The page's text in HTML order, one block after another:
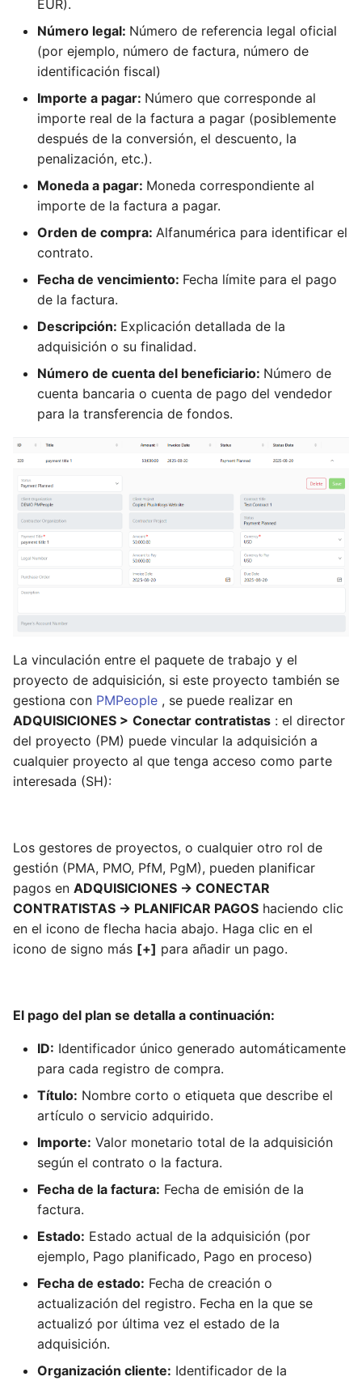
Como SH, puedo confiar
en la gestión de proyectos
configurar notificaciones
por correo electrónico
Como PM, puedo enviar
por correo electrónico
cambios en las
Como PM, puedo
configurar recordatorios
por correo electrónico para
las tareas
revisar el cronograma de
tareas
Como PfM, puedo
gestionar los gastos de la
cartera
Como PfM, puedo revisar
informes de estado de
cartera
Como PgM, puedo
gestionar la capacidad del
programa.
Como PgM, puedo
administrar los gastos del
programa
Como PgM, puedo revisar
los informes de estado del
programa
Como gerente de
proyectos, puedo hacer
proyectos sea confiable
Como SH, puedo confiar
Como PMO, puedo revisar
el panel de proyectos de la
organización
el panel de la cartera
Como PgM, puedo revisar
el panel del programa
Como FM, puedo revisar el
panel de BU
recursos
Como FM, PM, RQ, SP, SH,
puedo ver las ubicaciones
del proyecto
EUR).
Número legal: Número de referencia legal oficial
(por ejemplo, número de factura, número de
identificación fiscal)
Importe a pagar: Número que corresponde al
importe real de la factura a pagar (posiblemente
después de la conversión, el descuento, la
penalización, etc.).
Moneda a pagar: Moneda correspondiente al
importe de la factura a pagar.
Orden de compra: Alfanumérica para identificar el
contrato.
Fecha de vencimiento: Fecha límite para el pago
de la factura.
Descripción: Explicación detallada de la
adquisición o su finalidad.
Número de cuenta del beneficiario: Número de
cuenta bancaria o cuenta de pago del vendedor
para la transferencia de fondos.
La vinculación entre el paquete de trabajo y el
proyecto de adquisición, si este proyecto también se
gestiona con PMPeople , se puede realizar en
ADQUISICIONES > Conectar contratistas : el director
del proyecto (PM) puede vincular la adquisición a
cualquier proyecto al que tenga acceso como parte
interesada (SH):
Los gestores de proyectos, o cualquier otro rol de
gestión (PMA, PMO, PfM, PgM), pueden planificar
pagos en ADQUISICIONES -> CONECTAR
CONTRATISTAS -> PLANIFICAR PAGOS haciendo clic
en el icono de flecha hacia abajo. Haga clic en el
icono de signo más [+] para añadir un pago.
El pago del plan se detalla a continuación:
ID: Identificador único generado automáticamente
para cada registro de compra.
Título: Nombre corto o etiqueta que describe el
artículo o servicio adquirido.
Importe: Valor monetario total de la adquisición
según el contrato o la factura.
Fecha de la factura: Fecha de emisión de la
factura.
Estado: Estado actual de la adquisición (por
ejemplo, Pago planificado, Pago en proceso)
Fecha de estado: Fecha de creación o
actualización del registro. Fecha en la que se
actualizó por última vez el estado de la
adquisición.
Organización cliente: Identificador de la